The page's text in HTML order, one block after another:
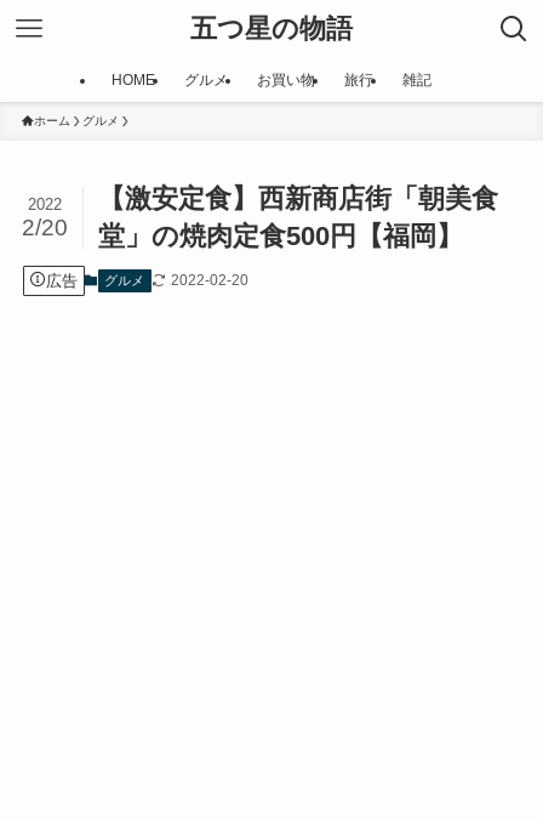
五つ星の物語
HOME グルメ お買い物 旅行 雑記
ホーム グルメ
【激安定食】西新商店街「朝美食
堂」の焼肉定食500円【福岡】
2022
2/20
広告 グルメ 2022-02-20